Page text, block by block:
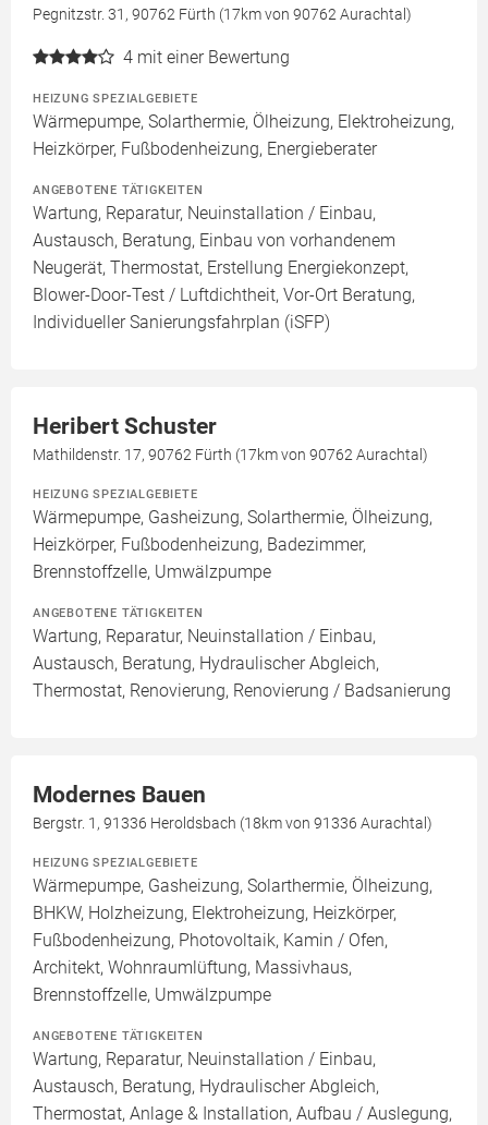
Pegnitzstr. 31, 90762 Fürth (17km von 90762 Aurachtal)
4 mit einer Bewertung
HEIZUNG SPEZIALGEBIETE
Wärmepumpe, Solarthermie, Ölheizung, Elektroheizung,
Heizkörper, Fußbodenheizung, Energieberater
ANGEBOTENE TÄTIGKEITEN
Wartung, Reparatur, Neuinstallation / Einbau,
Austausch, Beratung, Einbau von vorhandenem
Neugerät, Thermostat, Erstellung Energiekonzept,
Blower-Door-Test / Luftdichtheit, Vor-Ort Beratung,
Individueller Sanierungsfahrplan (iSFP)
Heribert Schuster
Mathildenstr. 17, 90762 Fürth (17km von 90762 Aurachtal)
HEIZUNG SPEZIALGEBIETE
Wärmepumpe, Gasheizung, Solarthermie, Ölheizung,
Heizkörper, Fußbodenheizung, Badezimmer,
Brennstoffzelle, Umwälzpumpe
ANGEBOTENE TÄTIGKEITEN
Wartung, Reparatur, Neuinstallation / Einbau,
Austausch, Beratung, Hydraulischer Abgleich,
Thermostat, Renovierung, Renovierung / Badsanierung
Modernes Bauen
Bergstr. 1, 91336 Heroldsbach (18km von 91336 Aurachtal)
HEIZUNG SPEZIALGEBIETE
Wärmepumpe, Gasheizung, Solarthermie, Ölheizung,
BHKW, Holzheizung, Elektroheizung, Heizkörper,
Fußbodenheizung, Photovoltaik, Kamin / Ofen,
Architekt, Wohnraumlüftung, Massivhaus,
Brennstoffzelle, Umwälzpumpe
ANGEBOTENE TÄTIGKEITEN
Wartung, Reparatur, Neuinstallation / Einbau,
Austausch, Beratung, Hydraulischer Abgleich,
Thermostat, Anlage & Installation, Aufbau / Auslegung,